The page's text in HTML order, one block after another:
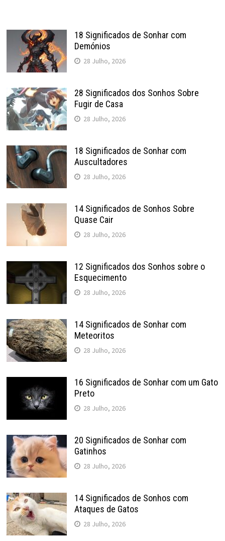
18 Significados de Sonhar com
Demónios
28 Julho, 2026
28 Significados dos Sonhos Sobre
Fugir de Casa
28 Julho, 2026
18 Significados de Sonhar com
Auscultadores
28 Julho, 2026
14 Significados de Sonhos Sobre
Quase Cair
28 Julho, 2026
12 Significados dos Sonhos sobre o
Esquecimento
28 Julho, 2026
14 Significados de Sonhar com
Meteoritos
28 Julho, 2026
16 Significados de Sonhar com um Gato
Preto
28 Julho, 2026
20 Significados de Sonhar com
Gatinhos
28 Julho, 2026
14 Significados de Sonhos com
Ataques de Gatos
28 Julho, 2026